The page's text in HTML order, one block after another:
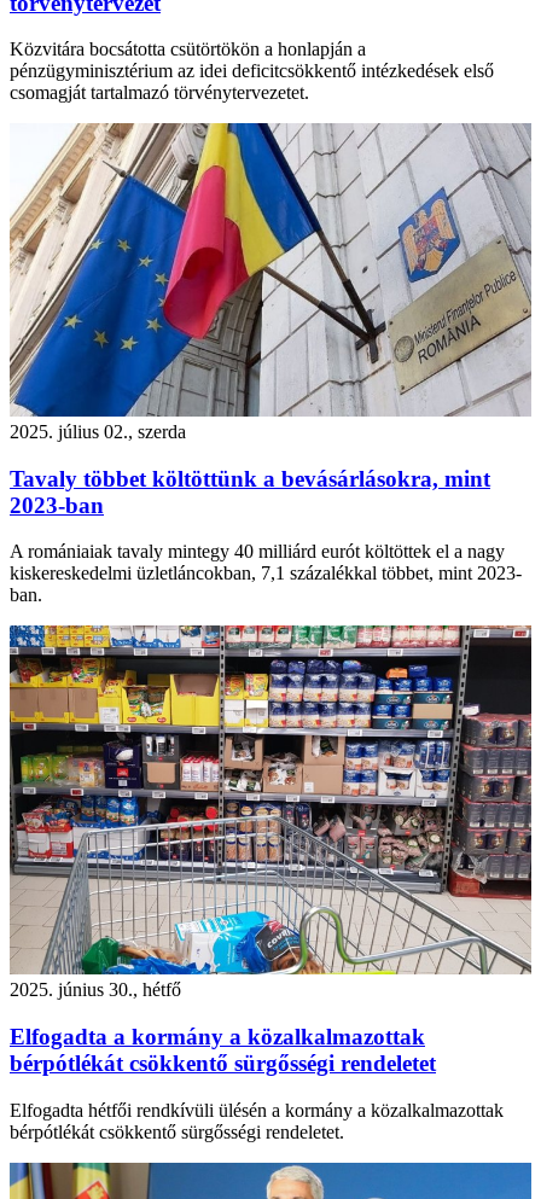
Közvitára bocsátotta csütörtökön a honlapján a
pénzügyminisztérium az idei deficitcsökkentő intézkedések első
csomagját tartalmazó törvénytervezetet.
2025. július 02., szerda
Tavaly többet költöttünk a bevásárlásokra, mint
2023-ban
A romániaiak tavaly mintegy 40 milliárd eurót költöttek el a nagy
kiskereskedelmi üzletláncokban, 7,1 százalékkal többet, mint 2023-
ban.
2025. június 30., hétfő
Elfogadta a kormány a közalkalmazottak
bérpótlékát csökkentő sürgősségi rendeletet
Elfogadta hétfői rendkívüli ülésén a kormány a közalkalmazottak
bérpótlékát csökkentő sürgősségi rendeletet.